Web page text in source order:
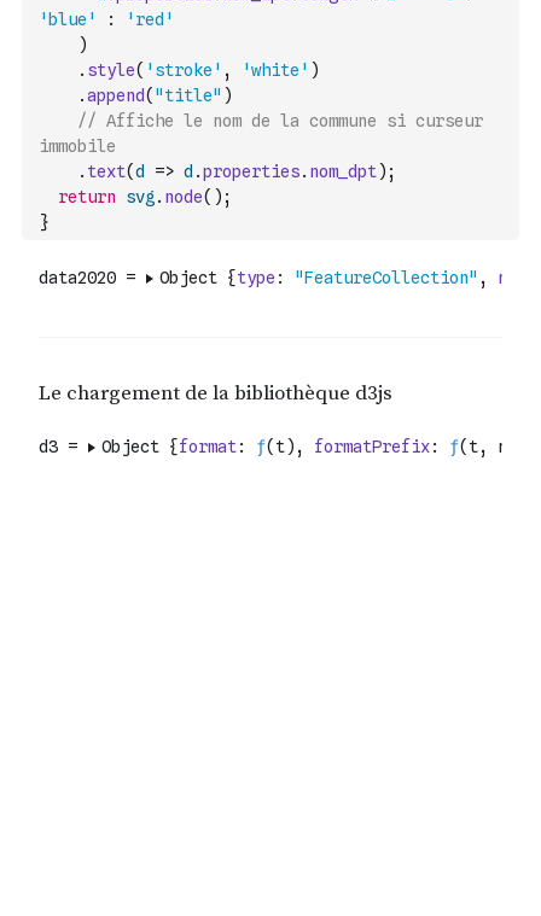
'blue'
:
'red'
)
. style( 'stroke' , 'white' )
.append( "title" )
// Affiche le nom de la commune si curseur
immobile
. text(d => d .properties. nom_dpt) ;
return
svg . node( ) ;
}